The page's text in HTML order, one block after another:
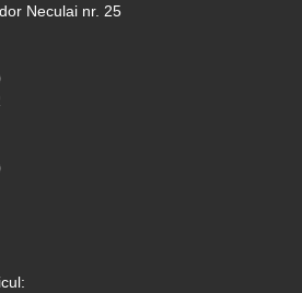
Neculai nr. 25